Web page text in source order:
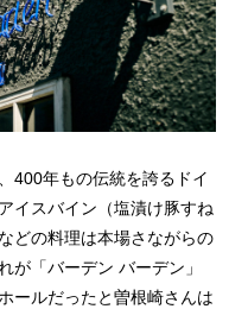
400年もの伝統を誇るドイ
イスバイン（塩漬け豚すね
どの料理は本場さながらの
が「バーデン バーデン」
ールだったと曽根崎さんは